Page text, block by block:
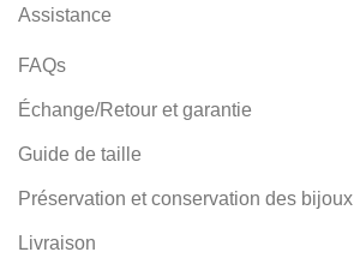
Assistance
FAQs
Échange/Retour et garantie
Guide de taille
Préservation et conservation des bijoux
Livraison